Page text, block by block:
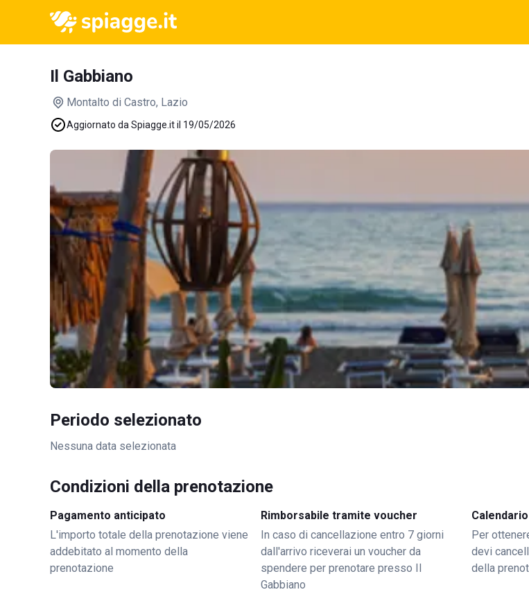
Il Gabbiano
Montalto di Castro, Lazio
Aggiornato da Spiagge.it il 19/05/2026
Periodo selezionato
Nessuna data selezionata
Condizioni della prenotazione
Pagamento anticipato
L'importo totale della prenotazione viene
addebitato al momento della
prenotazione
Rimborsabile tramite voucher
In caso di cancellazione entro 7 giorni
dall'arrivo riceverai un voucher da
spendere per prenotare presso Il
Gabbiano
Per
devi
della